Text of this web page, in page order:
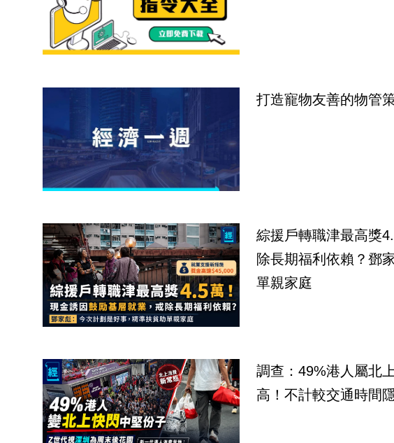
打造寵物友善的物管
綜援戶轉職津最高獎
除長期福利依賴？鄧
單親家庭
調查：49%港人屬北
高！不計較交通時間